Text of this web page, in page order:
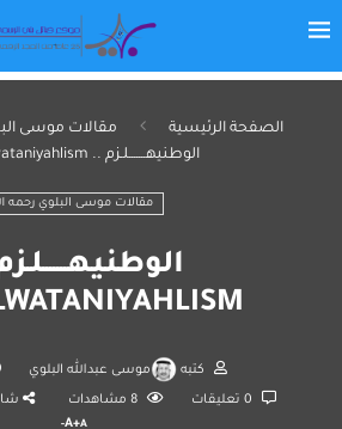
الصفحة الرئيسية
مقالات موسى
الوطنيهـــــــلـزم .. Alwataniyahlism .. !!!
مقالات موسى البلوي رحمه
.. !!!
كتبه موسى عبدالله البلوي
8 مشاهدات
A+A-